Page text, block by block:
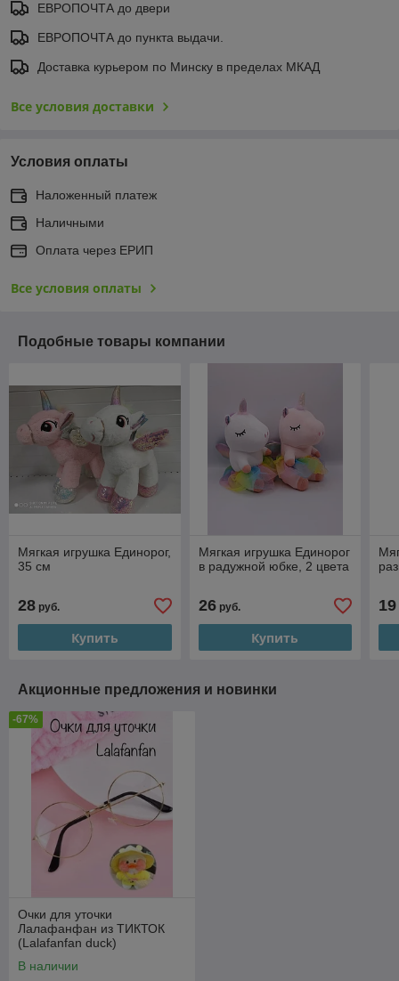
ЕВРОПОЧТА до двери
ЕВРОПОЧТА до пункта выдачи.
Доставка курьером по Минску в пределах МКАД
Все условия доставки
Условия оплаты
Наложенный платеж
Наличными
Оплата через ЕРИП
Все условия оплаты
Подобные товары компании
Мягкая игрушка Единорог,
35 см
28 руб.
Купить
Мягкая игрушка Единорог
в радужной юбке, 2 цвета
26руб.
Купить
19
Акционные предложения и новинки
-67%
Очки для уточки
Лалафанфан из ТИКТОК
(Lalafanfan duck)
В наличии